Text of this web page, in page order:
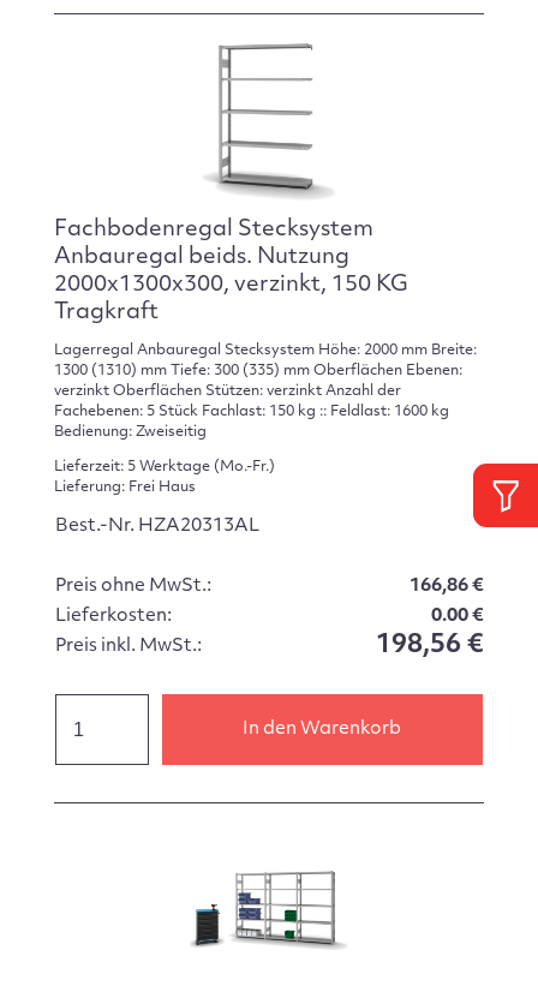
Fachbodenregal Stecksystem
Anbauregal beids. Nutzung
2000x1300x300, verzinkt, 150 KG
Tragkraft
Lagerregal Anbauregal Stecksystem Höhe: 2000 mm Breite:
1300 (1310) mm Tiefe: 300 (335) mm Oberflächen Ebenen:
verzinkt Oberflächen Stützen: verzinkt Anzahl der
Fachebenen: 5 Stück Fachlast: 150 kg :: Feldlast: 1600 kg
Bedienung: Zweiseitig
Lieferzeit: 5 Werktage (Mo.-Fr.)
Lieferung: Frei Haus
Best.-Nr. HZA20313AL
Preis ohne MwSt.:
166,86 €
Lieferkosten:
0.00 €
Preis inkl. MwSt.:
198,56 €
In den Warenkorb